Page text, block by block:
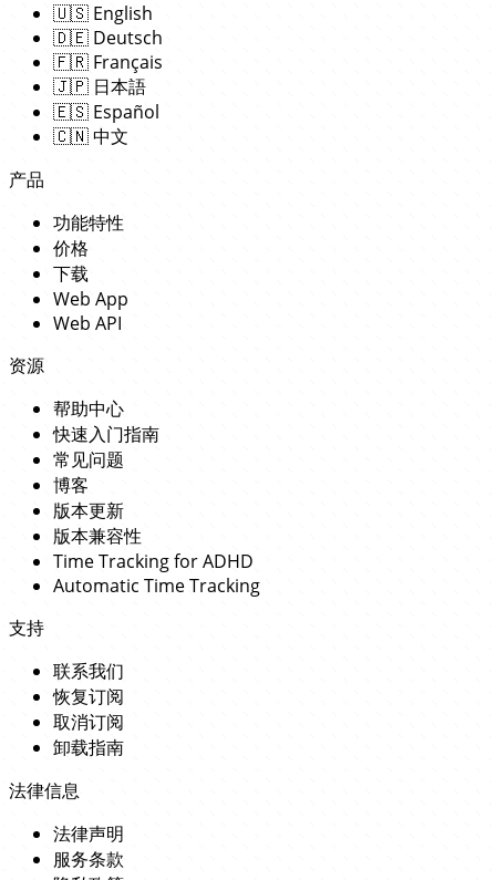
🇺🇸 English
🇩🇪 Deutsch
🇫🇷 Français
🇯🇵 日本語
🇪🇸 Español
🇨🇳中文
产品
功能特性
价格
下载
Web App
Web API
资源
帮助中心
快速入门指南
常见问题
博客
版本更新
版本兼容性
Time Tracking for ADHD
Automatic Time Tracking
支持
联系我们
恢复订阅
取消订阅
卸载指南
法律信息
法律声明
服务条款